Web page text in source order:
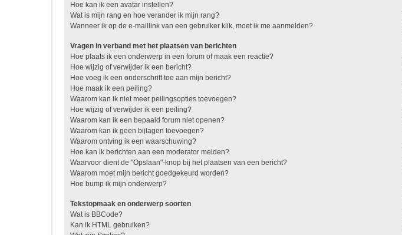
Hoe kan ik een avatar instellen?
Wat is mijn rang en hoe verander ik mijn rang?
Wanneer ik op de e-maillink van een gebruiker klik, moet ik me aanmelden?
Vragen in verband met het plaatsen van berichten
Hoe plaats ik een onderwerp in een forum of maak een reactie?
Hoe wijzig of verwijder ik een bericht?
Hoe voeg ik een onderschrift toe aan mijn bericht?
Hoe maak ik een peiling?
Waarom kan ik niet meer peilingsopties toevoegen?
Hoe wijzig of verwijder ik een peiling?
Waarom kan ik een bepaald forum niet openen?
Waarom kan ik geen bijlagen toevoegen?
Waarom ontving ik een waarschuwing?
Hoe kan ik berichten aan een moderator melden?
Waarvoor dient de "Opslaan"-knop bij het plaatsen van een bericht?
Waarom moet mijn bericht goedgekeurd worden?
Hoe bump ik mijn onderwerp?
Tekstopmaak en onderwerp soorten
Wat is BBCode?
Kan ik HTML gebruiken?